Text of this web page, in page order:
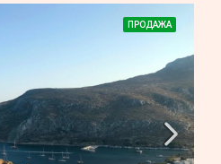
ПРОДАЖА